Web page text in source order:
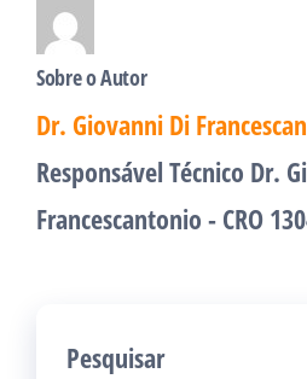
Sobre o Autor
Dr. Giovanni Di
Responsável Técnico Dr.
Francescantonio - CRO
Pesquisar